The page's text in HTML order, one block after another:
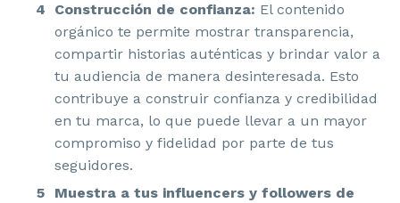
Construcción de confianza: El contenido
orgánico te permite mostrar transparencia,
compartir historias auténticas y brindar valor a
tu audiencia de manera desinteresada. Esto
contribuye a construir confianza y credibilidad
en tu marca, lo que puede llevar a un mayor
compromiso y fidelidad por parte de tus
seguidores.
Muestra a tus influencers y followers de